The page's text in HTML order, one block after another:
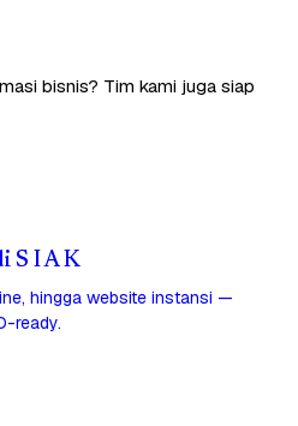
bisnis? Tim kami juga siap
S I A K
hingga website instansi —
ready.